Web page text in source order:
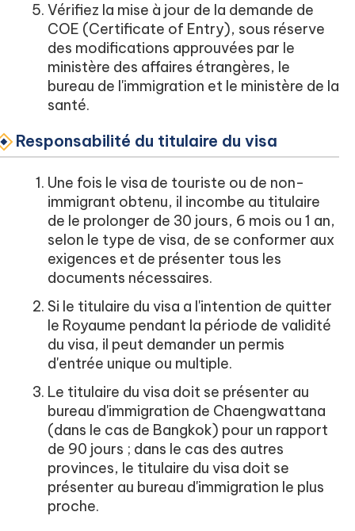
Vérifiez la mise à jour de la demande de
COE (Certificate of Entry), sous réserve
des modifications approuvées par le
ministère des affaires étrangères, le
bureau de l'immigration et le ministère de la
santé.
Responsabilité du titulaire du visa
Une fois le visa de touriste ou de non-
immigrant obtenu, il incombe au titulaire
de le prolonger de 30 jours, 6 mois ou 1 an,
selon le type de visa, de se conformer aux
exigences et de présenter tous les
documents nécessaires.
Si le titulaire du visa a l'intention de quitter
le Royaume pendant la période de validité
du visa, il peut demander un permis
d'entrée unique ou multiple.
Le titulaire du visa doit se présenter au
bureau d'immigration de Chaengwattana
(dans le cas de Bangkok) pour un rapport
de 90 jours ; dans le cas des autres
provinces, le titulaire du visa doit se
présenter au bureau d'immigration le plus
proche.